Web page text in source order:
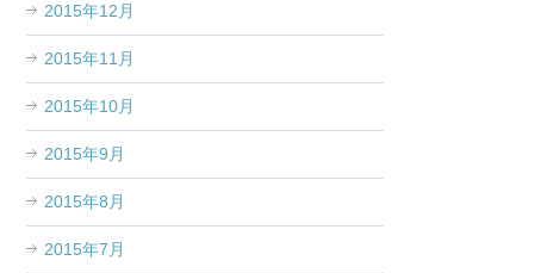
2015年12月
2015年11月
2015年10月
2015年9月
2015年8月
2015年7月